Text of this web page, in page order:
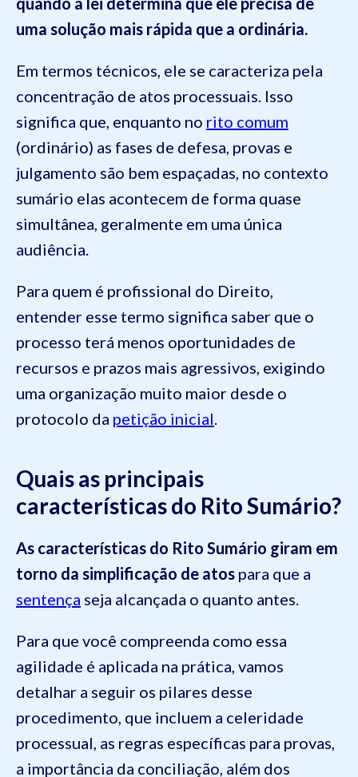
uma solução mais rápida que a ordinária.
Em termos técnicos, ele se caracteriza pela
concentração de atos processuais. Isso
significa que, enquanto no rito comum
(ordinário) as fases de defesa, provas e
julgamento são bem espaçadas, no contexto
sumário elas acontecem de forma quase
simultânea, geralmente em uma única
audiência.
Para quem é profissional do Direito,
entender esse termo significa saber que o
processo terá menos oportunidades de
recursos e prazos mais agressivos, exigindo
uma organização muito maior desde o
protocolo da petição inicial
Quais as principais
características do Rito Sumário?
As características do Rito Sumário giram em
torno da simplificação de atos para que a
sentença seja alcançada o quanto antes.
Para que você compreenda como essa
agilidade é aplicada na prática, vamos
detalhar a seguir os pilares desse
procedimento, que incluem a celeridade
processual, as regras específicas para provas,
a importância da conciliação, além dos